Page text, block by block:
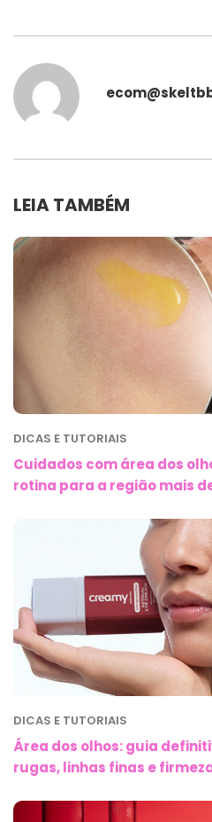
LEIA TAMBÉM
DICAS E TUTORIAIS
Cuidados com área dos
rotina para a região mais
DICAS E TUTORIAIS
Área dos olhos: guia
rugas, linhas finas e